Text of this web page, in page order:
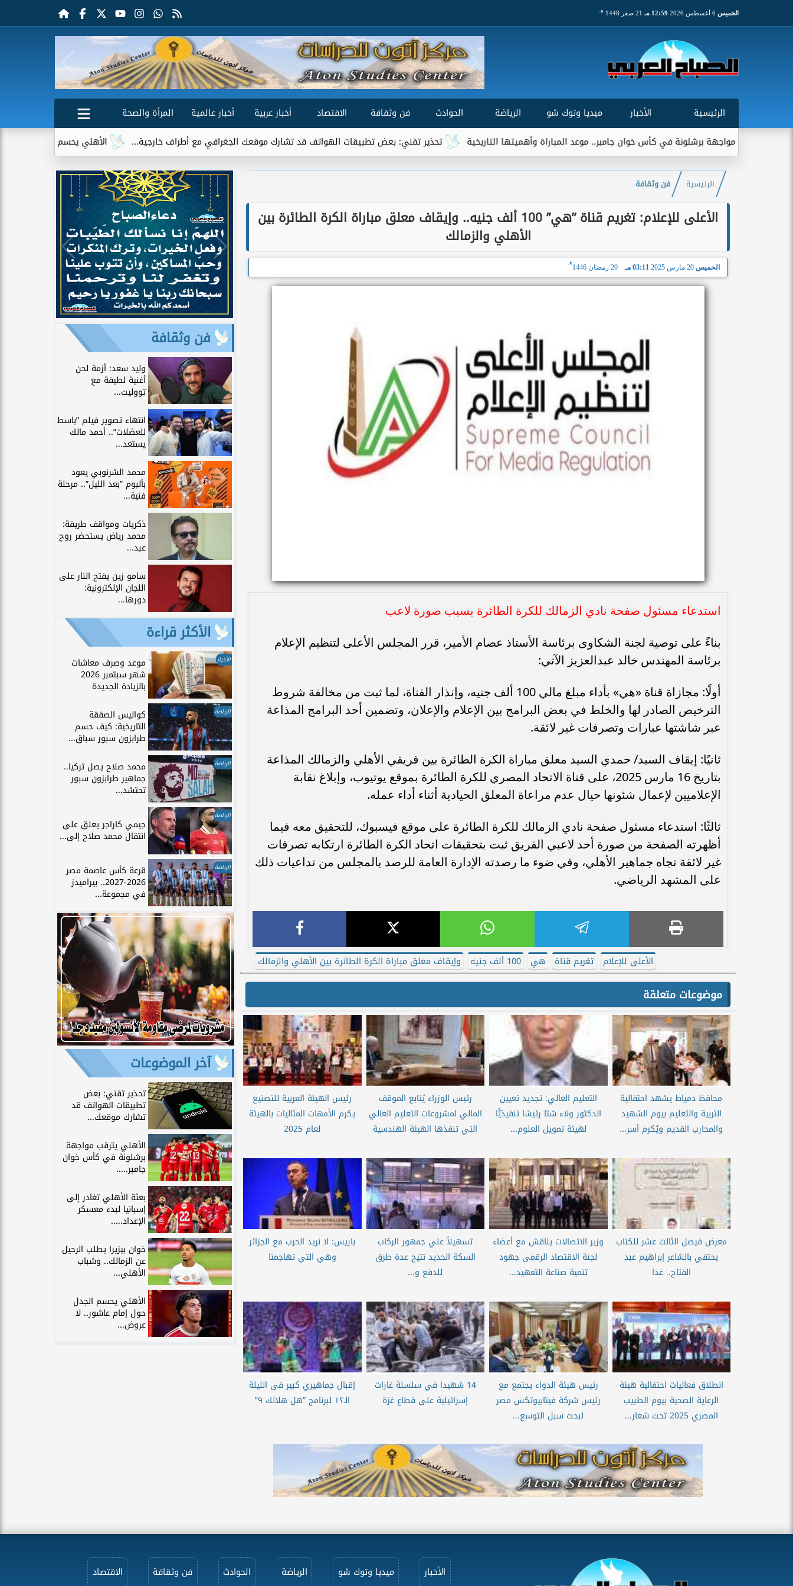
الخميس 12:59 مـ 21 صفر 1448 هـ
الرئيسية الأخبار ميديا وتوك شو الرياضة الحوادث فن وثقافة الاقتصاد أخبار عربية أخبار عالمية
المرأة والصحة
الأهلي يحسم الجدل حول إمام
تحذير تقني: بعض تطبيقات الهواتف قد تشارك موقعك الجغرافي مع أطراف خارجية... مواجهة برشلونة في كأس خوان جامبر.. موعد المباراة وأهميتها التاريخية
الرئيسية فن وثقافة
الأعلى للإعلام: تغريم قناة ”هي” 100 ألف جنيه.. وإيقاف معلق مباراة الكرة الطائرة بين
الأهلي والزمالك
الخميس 20 مارس 2025 03:11 مـ 20 رمضان 1446
هـ
استدعاء مسئول صفحة نادي الزمالك للكرة الطائرة بسبب صورة لاعب
بناءً على توصية لجنة الشكاوى برئاسة الأستاذ عصام الأمير، قرر المجلس الأعلى لتنظيم الإعلام
برئاسة المهندس خالد عبدالعزيز الآتي:
أولًا: مجازاة قناة «هي» بأداء مبلغ مالي 100 ألف جنيه، وإنذار القناة، لما ثبت من مخالفة شروط
الترخيص الصادر لها والخلط في بعض البرامج بين الإعلام والإعلان، وتضمين أحد البرامج المذاعة
عبر شاشتها عبارات وتصرفات غير لائقة.
ثانيًا: إيقاف السيد/ حمدي السيد معلق مباراة الكرة الطائرة بين فريقي الأهلي والزمالك المذاعة
بتاريخ 16 مارس 2025، على قناة الاتحاد المصري للكرة الطائرة بموقع يوتيوب، وإبلاغ نقابة
الإعلاميين لإعمال شئونها حيال عدم مراعاة المعلق الحيادية أثناء أداء عمله.
ثالثًا: استدعاء مسئول صفحة نادي الزمالك للكرة الطائرة على موقع فيسبوك، للتحقيق معه فيما
أظهرته الصفحة من صورة أحد لاعبي الفريق ثبت بتحقيقات اتحاد الكرة الطائرة ارتكابه تصرفات
غير لائقة تجاه جماهير الأهلي، وفي ضوء ما رصدته الإدارة العامة للرصد بالمجلس من تداعيات ذلك
على المشهد الرياضي.
الأعلى للإعلام تغريم قناة هي 100 ألف جنيه وإيقاف معلق مباراة الكرة الطائرة بين الأهلي والزمالك
موضوعات متعلقة
محافظ دمياط يشهد احتفالية
التربية والتعليم بيوم الشهيد
والمحارب القديم ويُكرم أسر...
التعليم العالي: تجديد تعيين
الدكتور ولاء شتا رئيسًا تنفيذيًّا
لهيئة تمويل العلوم...
رئيس الوزراء يُتابع الموقف
المالي لمشروعات التعليم العالي
التي تنفذها الهيئة الهندسية
رئيس الهيئة العربية للتصنيع
يكرم الأمهات المثاليات بالهيئة
لعام 2025
معرض فيصل الثالث عشر للكتاب
يحتفي بالشاعر إبراهيم عبد
الفتاح.. غدا
وزير الاتصالات يناقش مع أعضاء
لجنة الاقتصاد الرقمى جهود
تنمية صناعة التعهيد...
تسهيلاً علي جمهور الركاب
السكة الحديد تتيح عدة طرق
للدفع و...
باريس: لا نريد الحرب مع الجزائر
وهي التي تهاجمنا
انطلاق فعاليات احتفالية هيئة
الرعاية الصحية بيوم الطبيب
المصري 2025 تحت شعار...
رئيس هيئة الدواء يجتمع مع
رئيس شركة فيتابيوتكس مصر
لبحث سبل التوسع...
14 شهيدا في سلسلة غارات
إسرائيلية على قطاع غزة
إقبال جماهيري كبير فى الليلة
الـ١٢ لبرنامج ”هل هلالك ٩”
فن وثقافة
وليد سعد: أزمة لحن
أغنية لطيفة مع
تووليت...
انتهاء تصوير فيلم ”باسط
للعضلات”.. أحمد مالك
يستعد...
محمد الشرنوبي يعود
بألبوم ”بعد الليل”.. مرحلة
فنية...
ذكريات ومواقف طريفة:
محمد رياض يستحضر روح
عبد...
سامو زين يفتح النار على
اللجان الإلكترونية:
دورها...
الأكثر قراءة
الأخبار موعد وصرف معاشات
شهر سبتمبر 2026
بالزيادة الجديدة
الرياضة كواليس الصفقة
التاريخية: كيف حسم
طرابزون سبور سباق...
الرياضة محمد صلاح يصل تركيا..
جماهير طرابزون سبور
تحتشد...
الرياضة
جيمي كاراجر يعلق على
انتقال محمد صلاح إلى...
الرياضة قرعة كأس عاصمة مصر
2026-2027.. بيراميدز
في مجموعة...
آخر الموضوعات
تحذير تقني: بعض
تطبيقات الهواتف قد
تشارك موقعك...
الأهلي يترقب مواجهة
برشلونة في كأس خوان
جامبر.....
بعثة الأهلي تغادر إلى
إسبانيا لبدء معسكر
الإعداد.....
خوان بيزيرا يطلب الرحيل
عن الزمالك.. وشباب
الأهلي...
الأهلي يحسم الجدل
حول إمام عاشور.. لا
عروض...
الأخبار ميديا وتوك شو الرياضة الحوادث فن وثقافة الاقتصاد